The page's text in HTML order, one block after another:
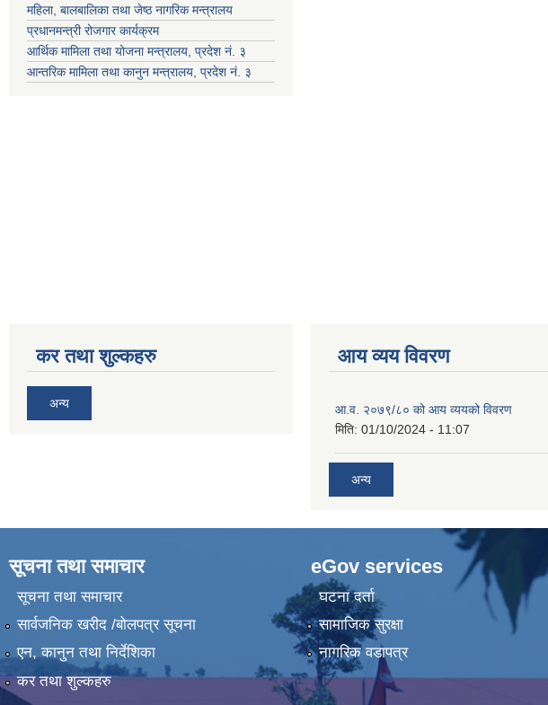
महिला, बालबालिका तथा जेष्ठ नागरिक मन्त्रालय
प्रधानमन्त्री रोजगार कार्यक्रम
आर्थिक मामिला तथा योजना मन्त्रालय, प्रदेश नं. ३
आन्तरिक मामिला तथा कानुन मन्त्रालय, प्रदेश नं. ३
कर तथा शुल्कहरु
अन्य
आय व्यय विवरण
आ.व. २०७९/८० को आय व्ययको विवरण
मिति: 01/10/2024 - 11:07
अन्य
सूचना तथा समाचार
सूचना तथा समाचार
सार्वजनिक खरीद /बोलपत्र सूचना
एन, कानुन तथा निर्देशिका
कर तथा शुल्कहरु
eGov services
घटना दर्ता
सामाजिक सुरक्षा
नागरिक वडापत्र